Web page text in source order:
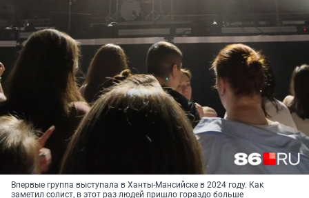
Впервые группа выступала в Ханты-Мансийске в 2024 году. Как
заметил солист, в этот раз людей пришло гораздо больше